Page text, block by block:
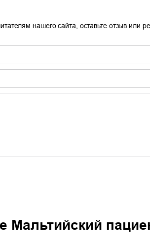
нашего сайта, оставьте отзыв или
Мальтийский